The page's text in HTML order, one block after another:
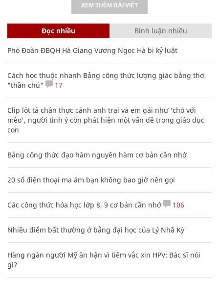
XEM THÊM BÀI VIẾT
Đọc nhiều Bình luận nhiều
Phó Đoàn ĐBQH Hà Giang Vương Ngọc Hà bị kỷ luật
Cách học thuộc nhanh Bảng công thức lượng giác bằng thơ,
"thần chú"
17
Clip lột tả chân thực cảnh anh trai và em gái như 'chó với
mèo', người tinh ý còn phát hiện một vấn đề trong giáo dục
con
Bảng công thức đạo hàm nguyên hàm cơ bản cần nhớ
20 số điện thoại ma ám bạn không bao giờ nên gọi
Các công thức hóa học lớp 8, 9 cơ bản cần nhớ 106
Nhiều điểm bất thường ở bằng đại học của Lý Nhã Kỳ
Hàng ngàn người Mỹ ân hận vì tiêm vắc xin HPV: Bác sĩ nói
gì?